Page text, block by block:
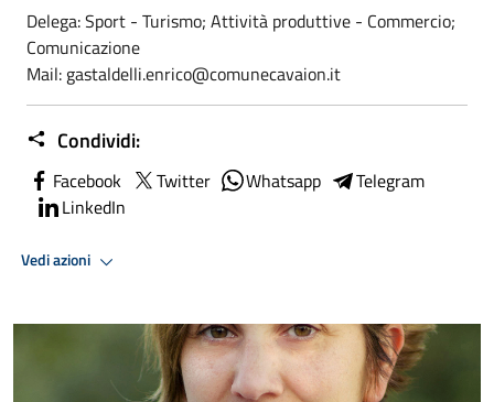
Delega: Sport - Turismo; Attività produttive - Commercio;
Comunicazione
Mail: gastaldelli.enrico@comunecavaion.it
Condividi:
Facebook Twitter Whatsapp
Telegram
LinkedIn
Vedi azioni